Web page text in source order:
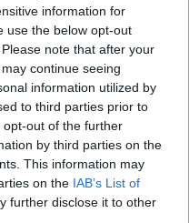
information for
use the below opt-out
note that after your
continue seeing
information utilized by
to third parties prior to
out of the further
by third parties on the
This information may
on the IAB’s List of
further disclose it to other